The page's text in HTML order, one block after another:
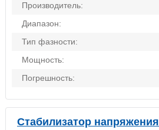
Производитель:
Диапазон:
Тип фазности:
Мощность:
Погрешность:
Стабилизатор